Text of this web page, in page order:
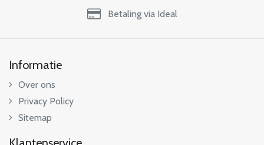
Betaling via Ideal
Informatie
Over ons
Privacy Policy
Sitemap